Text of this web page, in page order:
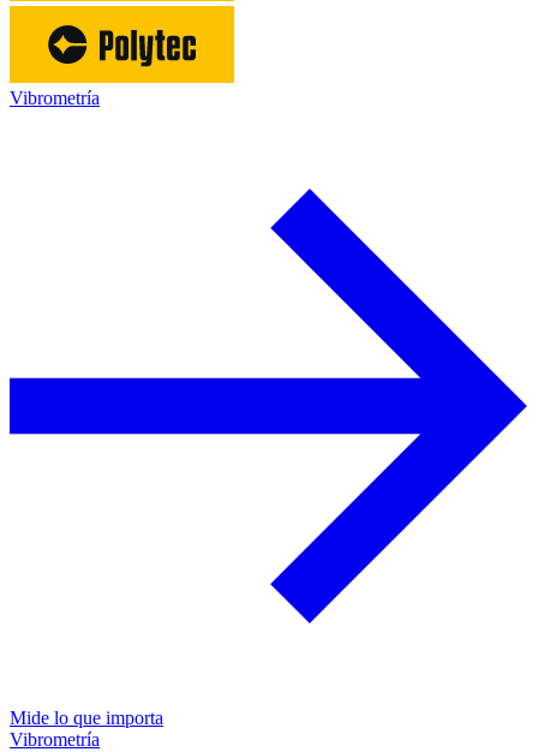
Vibrometría
Mide lo que importa
Vibrometría